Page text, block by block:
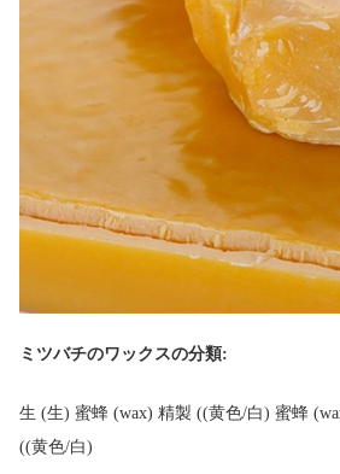
ミツバチのワックスの分類:
生 (生) 蜜蜂 (wax) 精製 ((黄色/白) 蜜蜂
((黄色/白)